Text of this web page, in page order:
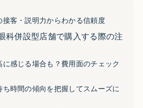
接客・説明力からわかる信頼度
科併設型店舗で購入する際の注
に感じる場合も？費用面のチェック
ち時間の傾向を把握してスムーズに